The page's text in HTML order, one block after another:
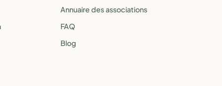
Annuaire des associations
FAQ
Blog